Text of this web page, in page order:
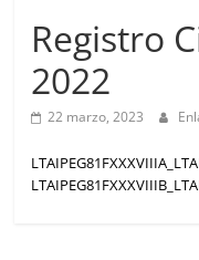
Registro
2022
22 marzo, 2023